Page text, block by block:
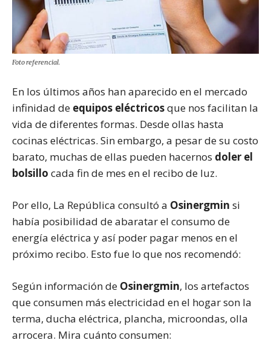
Foto referencial.
En los últimos años han aparecido en el mercado
infinidad de equipos eléctricosque nos facilitan la
vida de diferentes formas. Desde ollas hasta
cocinas eléctricas. Sin embargo, a pesar de su costo
barato, muchas de ellas pueden hacernos doler el
bolsillo cada fin de mes en el recibo de luz.
Por ello, La República consultó a Osinergmin si
había posibilidad de abaratar el consumo de
energía eléctrica y así poder pagar menos en el
próximo recibo. Esto fue lo que nos recomendó:
Según información de Osinergmin, los artefactos
que consumen más electricidad en el hogar son la
terma, ducha eléctrica, plancha, microondas, olla
arrocera. Mira cuánto consumen: